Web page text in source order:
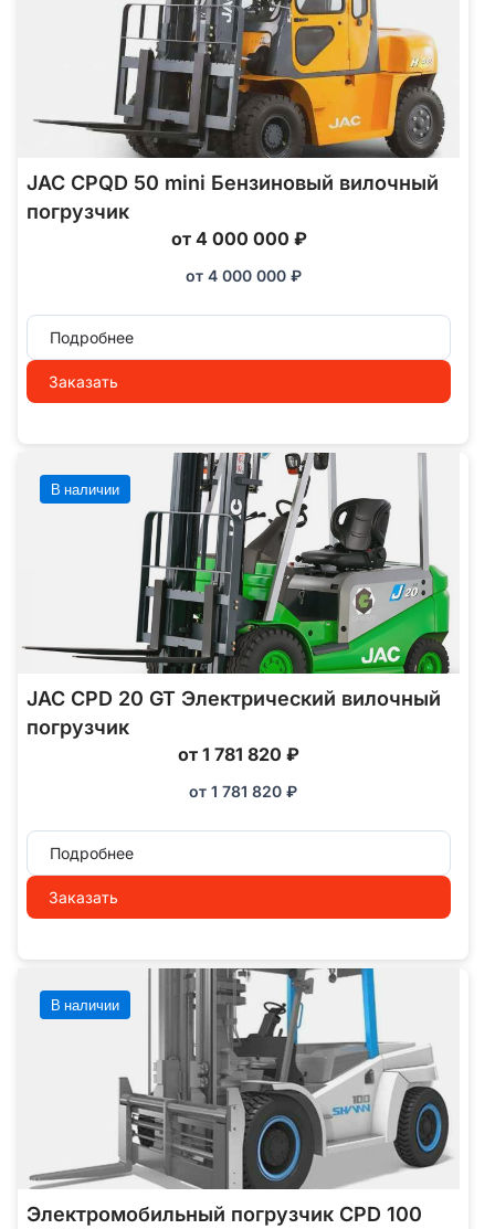
JAC CPQD 50 mini Бензиновый вилочный
погрузчик
от 4 000 000 ₽
от 4 000 000 ₽
Подробнее
Заказать
В наличии
JAC CPD 20 GT Электрический вилочный
погрузчик
от 1 781 820 ₽
от 1 781 820 ₽
Подробнее
Заказать
В наличии
Электромобильный погрузчик CPD 100